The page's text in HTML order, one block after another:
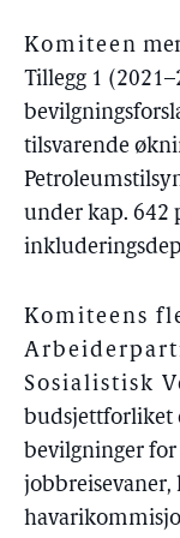
Komiteen
Tillegg 1
tilsvarende
under kap. 642
Komiteens
Sosialistisk
budsjettforliket
bevilgninger
jobbreisevaner,